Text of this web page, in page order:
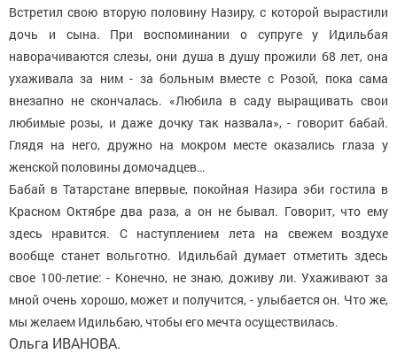
Встретил свою вторую половину Назиру, с которой вырастили
дочь и сына. При воспоминании о супруге у Идильбая
наворачиваются слезы, они душа в душу прожили 68 лет, она
ухаживала за ним - за больным вместе с Розой, пока сама
внезапно не скончалась. «Любила в саду выращивать свои
любимые розы, и даже дочку так назвала», - говорит бабай.
Глядя на него, дружно на мокром месте оказались глаза у
женской половины домочадцев…
Бабай в Татарстане впервые, покойная Назира эби гостила в
Красном Октябре два раза, а он не бывал. Говорит, что ему
здесь нравится. С наступлением лета на свежем воздухе
вообще станет вольготно. Идильбай думает отметить здесь
свое 100-летие: - Конечно, не знаю, доживу ли. Ухаживают за
мной очень хорошо, может и получится, - улыбается он. Что же,
мы желаем Идильбаю, чтобы его мечта осуществилась.
Ольга ИВАНОВА.